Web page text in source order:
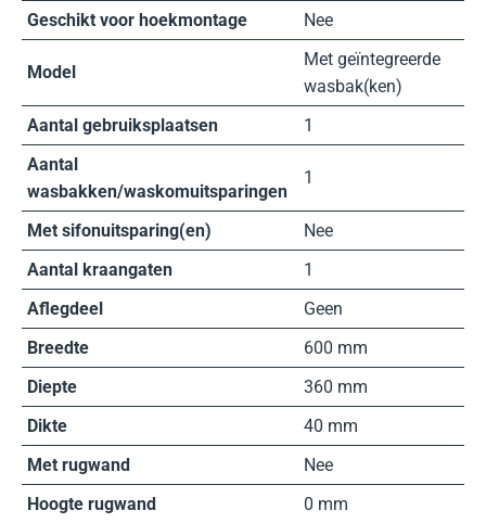
Geschikt voor hoekmontage
Nee
Model
Met geïntegreerde
wasbak(ken)
Aantal gebruiksplaatsen
1
Aantal
wasbakken/waskomuitsparingen
1
Met sifonuitsparing(en)
Nee
Aantal kraangaten
1
Aflegdeel
Geen
Breedte
600 mm
Diepte
360 mm
Dikte
40 mm
Met rugwand
Nee
Hoogte rugwand
0 mm